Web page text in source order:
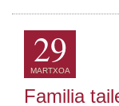
29
MARTXOA
Familia